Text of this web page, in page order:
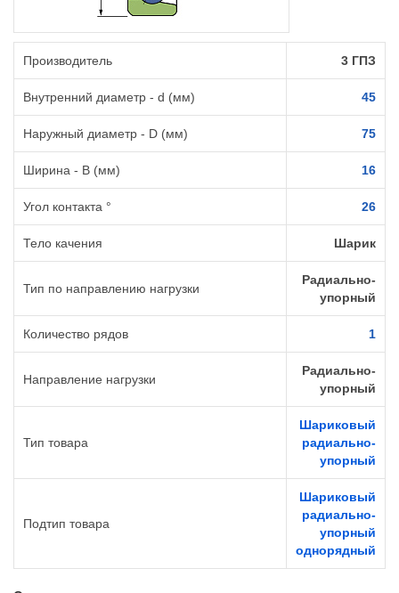
Производитель 3 ГПЗ
Внутренний диаметр - d (мм) 45
Наружный диаметр - D (мм) 75
Ширина - B (мм) 16
Угол контакта ° 26
Тело качения Шарик
Тип по направлению нагрузки
Радиально-
упорный
Количество рядов 1
Направление нагрузки
Радиально-
упорный
Тип товара
Шариковый
радиально-
упорный
Подтип товара
Шариковый
радиально-
упорный
однорядный